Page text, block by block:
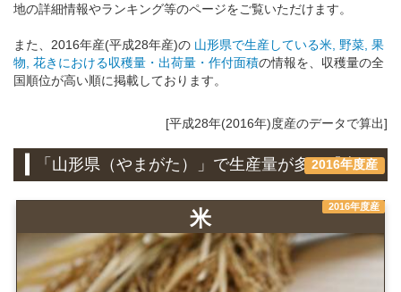
地の詳細情報やランキング等のページをご覧いただけます。
また、2016年産(平成28年産)の 山形県で生産している米, 野菜, 果
物, 花きにおける収穫量・出荷量・作付面積の情報を、収穫量の全
国順位が高い順に掲載しております。
[平成28年(2016年)度産のデータで算出]
2016年度産
「山形県（やまがた）」で生産量が多い『米』
2016年度産
米